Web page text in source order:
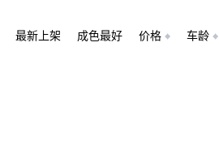
最新上架 成色最好 价格 车龄